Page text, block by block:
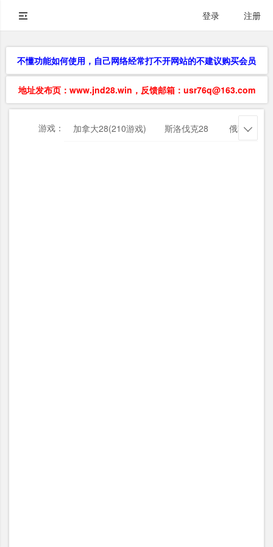
登录 注册
不懂功能如何使用，自己网络经常打不开网站的不建议购买会员
地址发布页：www.jnd28.win，反馈邮箱：usr76q@163.com
游戏： 加拿大28(210游戏) 斯洛伐克28 俄勒冈28
